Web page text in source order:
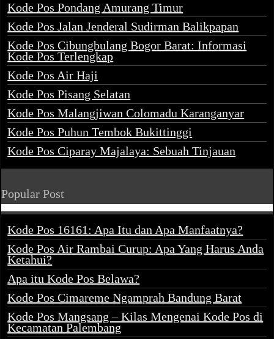
Kode Pos Pondang Amurang Timur
Kode Pos Jalan Jenderal Sudirman Balikpapan
Kode Pos Cibungbulang Bogor Barat: Informasi
Kode Pos Terlengkap
Kode Pos Air Haji
Kode Pos Pisang Selatan
Kode Pos Malangjiwan Colomadu Karanganyar
Kode Pos Puhun Tembok Bukittinggi
Kode Pos Ciparay Majalaya: Sebuah Tinjauan
Popular Post
Kode Pos 16161: Apa Itu dan Apa Manfaatnya?
Kode Pos Air Rambai Curup: Apa Yang Harus Anda
Ketahui?
Apa itu Kode Pos Belawa?
Kode Pos Cimareme Ngamprah Bandung Barat
Kode Pos Mangsang – Kilas Mengenai Kode Pos di
Kecamatan Palembang